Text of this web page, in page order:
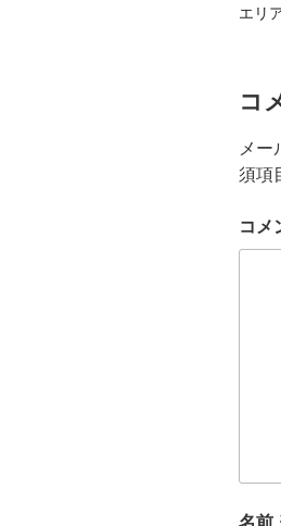
エリ
コ
メー
須項
コメ